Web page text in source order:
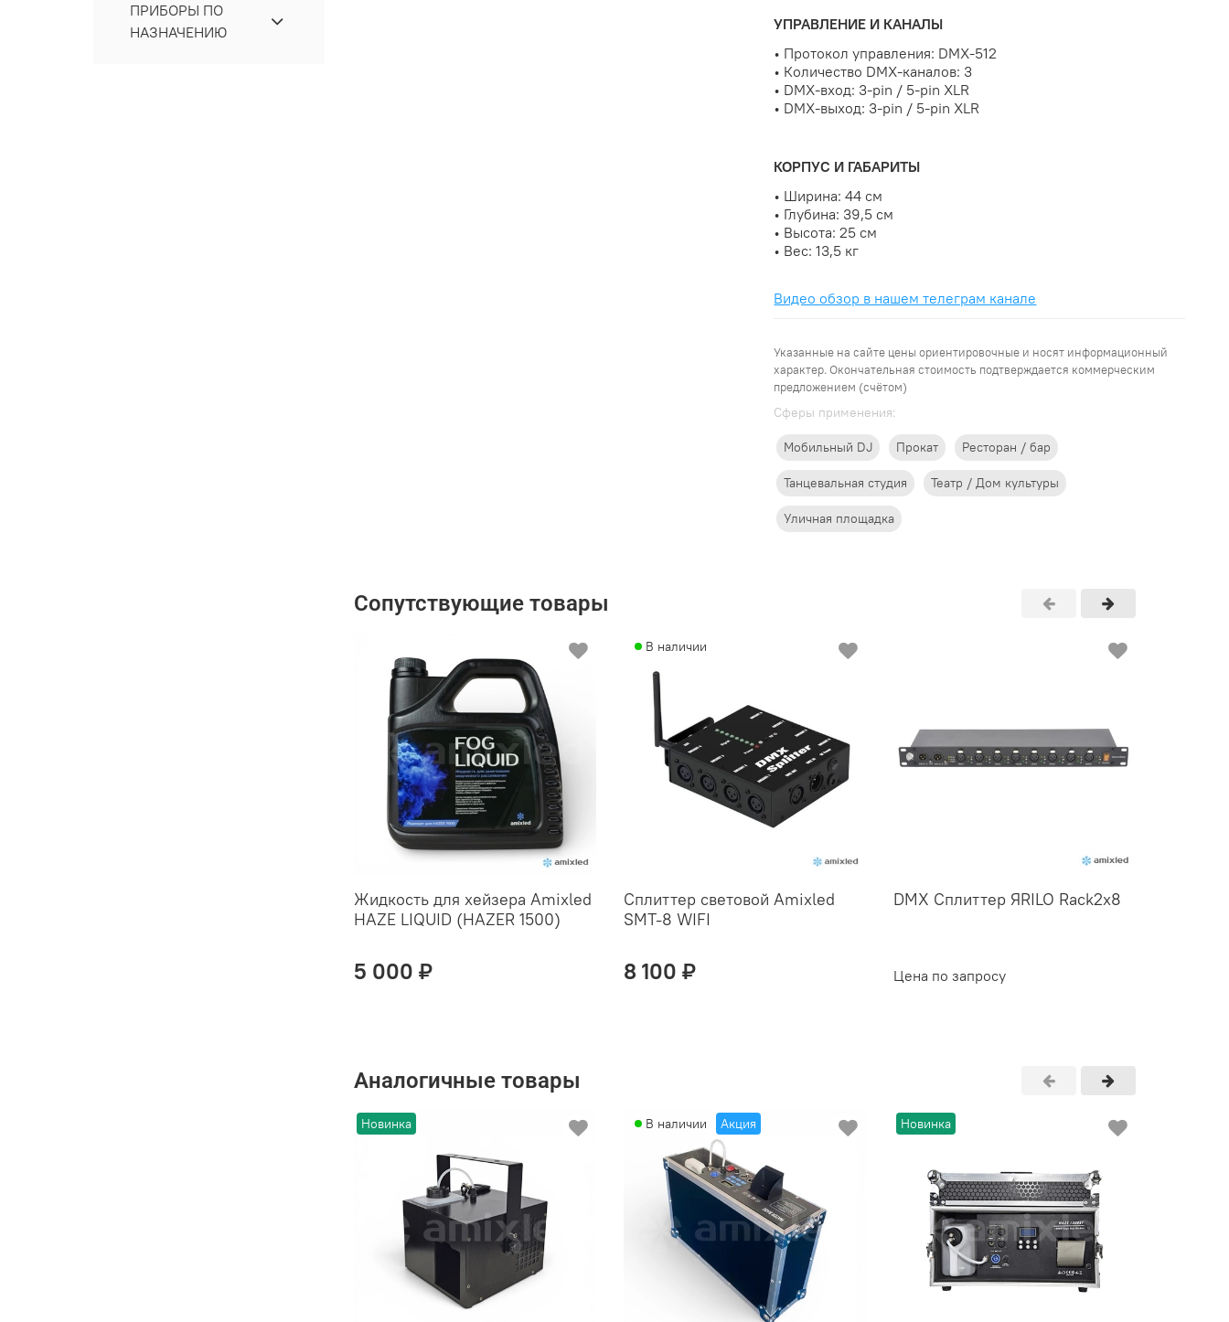
Cферы применения:
Мобильный DJ Прокат Ресторан / бар
Танцевальная студия Театр / Дом культуры
Уличная площадка
УПРАВЛЕНИЕ И КАНАЛЫ
• Протокол управления: DMX-512
• Количество DMX-каналов: 3
• DMX-вход: 3-pin / 5-pin XLR
• DMX-выход: 3-pin / 5-pin XLR
КОРПУС И ГАБАРИТЫ
• Ширина: 44 см
• Глубина: 39,5 см
• Высота: 25 см
• Вес: 13,5 кг
Видео обзор в нашем телеграм канале
Указанные на сайте цены ориентировочные и носят информационный
характер. Окончательная стоимость подтверждается коммерческим
предложением (счётом)
Сопутствующие товары
Жидкость для хейзера Amixled
HAZE LIQUID (HAZER 1500)
5 000 ₽
В наличии
Сплиттер световой Amixled
SMT-8 WIFI
8 100 ₽
DMX Сплиттер ЯRILO Rack2x8
Цена по запросу
Аналогичные товары
Новинка В наличии Акция Новинка
ПРИБОРЫ ПО
НАЗНАЧЕНИЮ